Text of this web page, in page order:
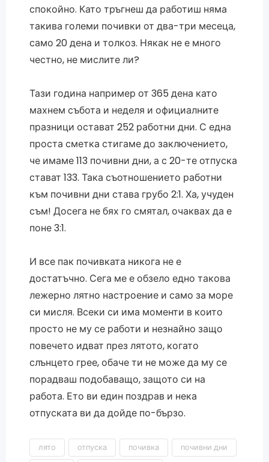
спокойно. Като тръгнеш да работиш няма
такива големи почивки от два-три месеца,
само 20 дена и толкоз. Някак не е много
честно, не мислите ли?
Тази година например от 365 дена като
махнем събота и неделя и официалните
празници остават 252 работни дни. С една
проста сметка стигаме до заключението,
че имаме 113 почивни дни, а с 20-те отпуска
стават 133. Така съотношението работни
към почивни дни става грубо 2:1. Ха, учуден
съм! Досега не бях го смятал, очаквах да е
поне 3:1.
И все пак почивката никога не е
достатъчно. Сега ме е обзело едно такова
лежерно лятно настроение и само за море
си мисля. Всеки си има моменти в които
просто не му се работи и незнайно защо
повечето идват през лятото, когато
слънцето грее, обаче ти не може да му се
порадваш подобаващо, защото си на
работа. Ето ви един поздрав и нека
отпуската ви да дойде по-бързо.
лято отпуска почивка почивни дни